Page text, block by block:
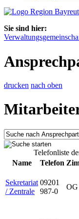
Sie sind hier:
drucken nach oben
Telefonliste
Name
Telefon
Sekretariat
/ Zentrale
09201
987-0